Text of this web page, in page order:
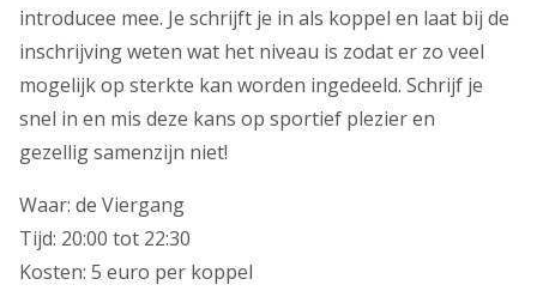
introducee mee. Je schrijft je in als koppel en laat bij de
inschrijving weten wat het niveau is zodat er zo veel
mogelijk op sterkte kan worden ingedeeld. Schrijf je
snel in en mis deze kans op sportief plezier en
gezellig samenzijn niet!
Waar: de Viergang
Tijd: 20:00 tot 22:30
Kosten: 5 euro per koppel